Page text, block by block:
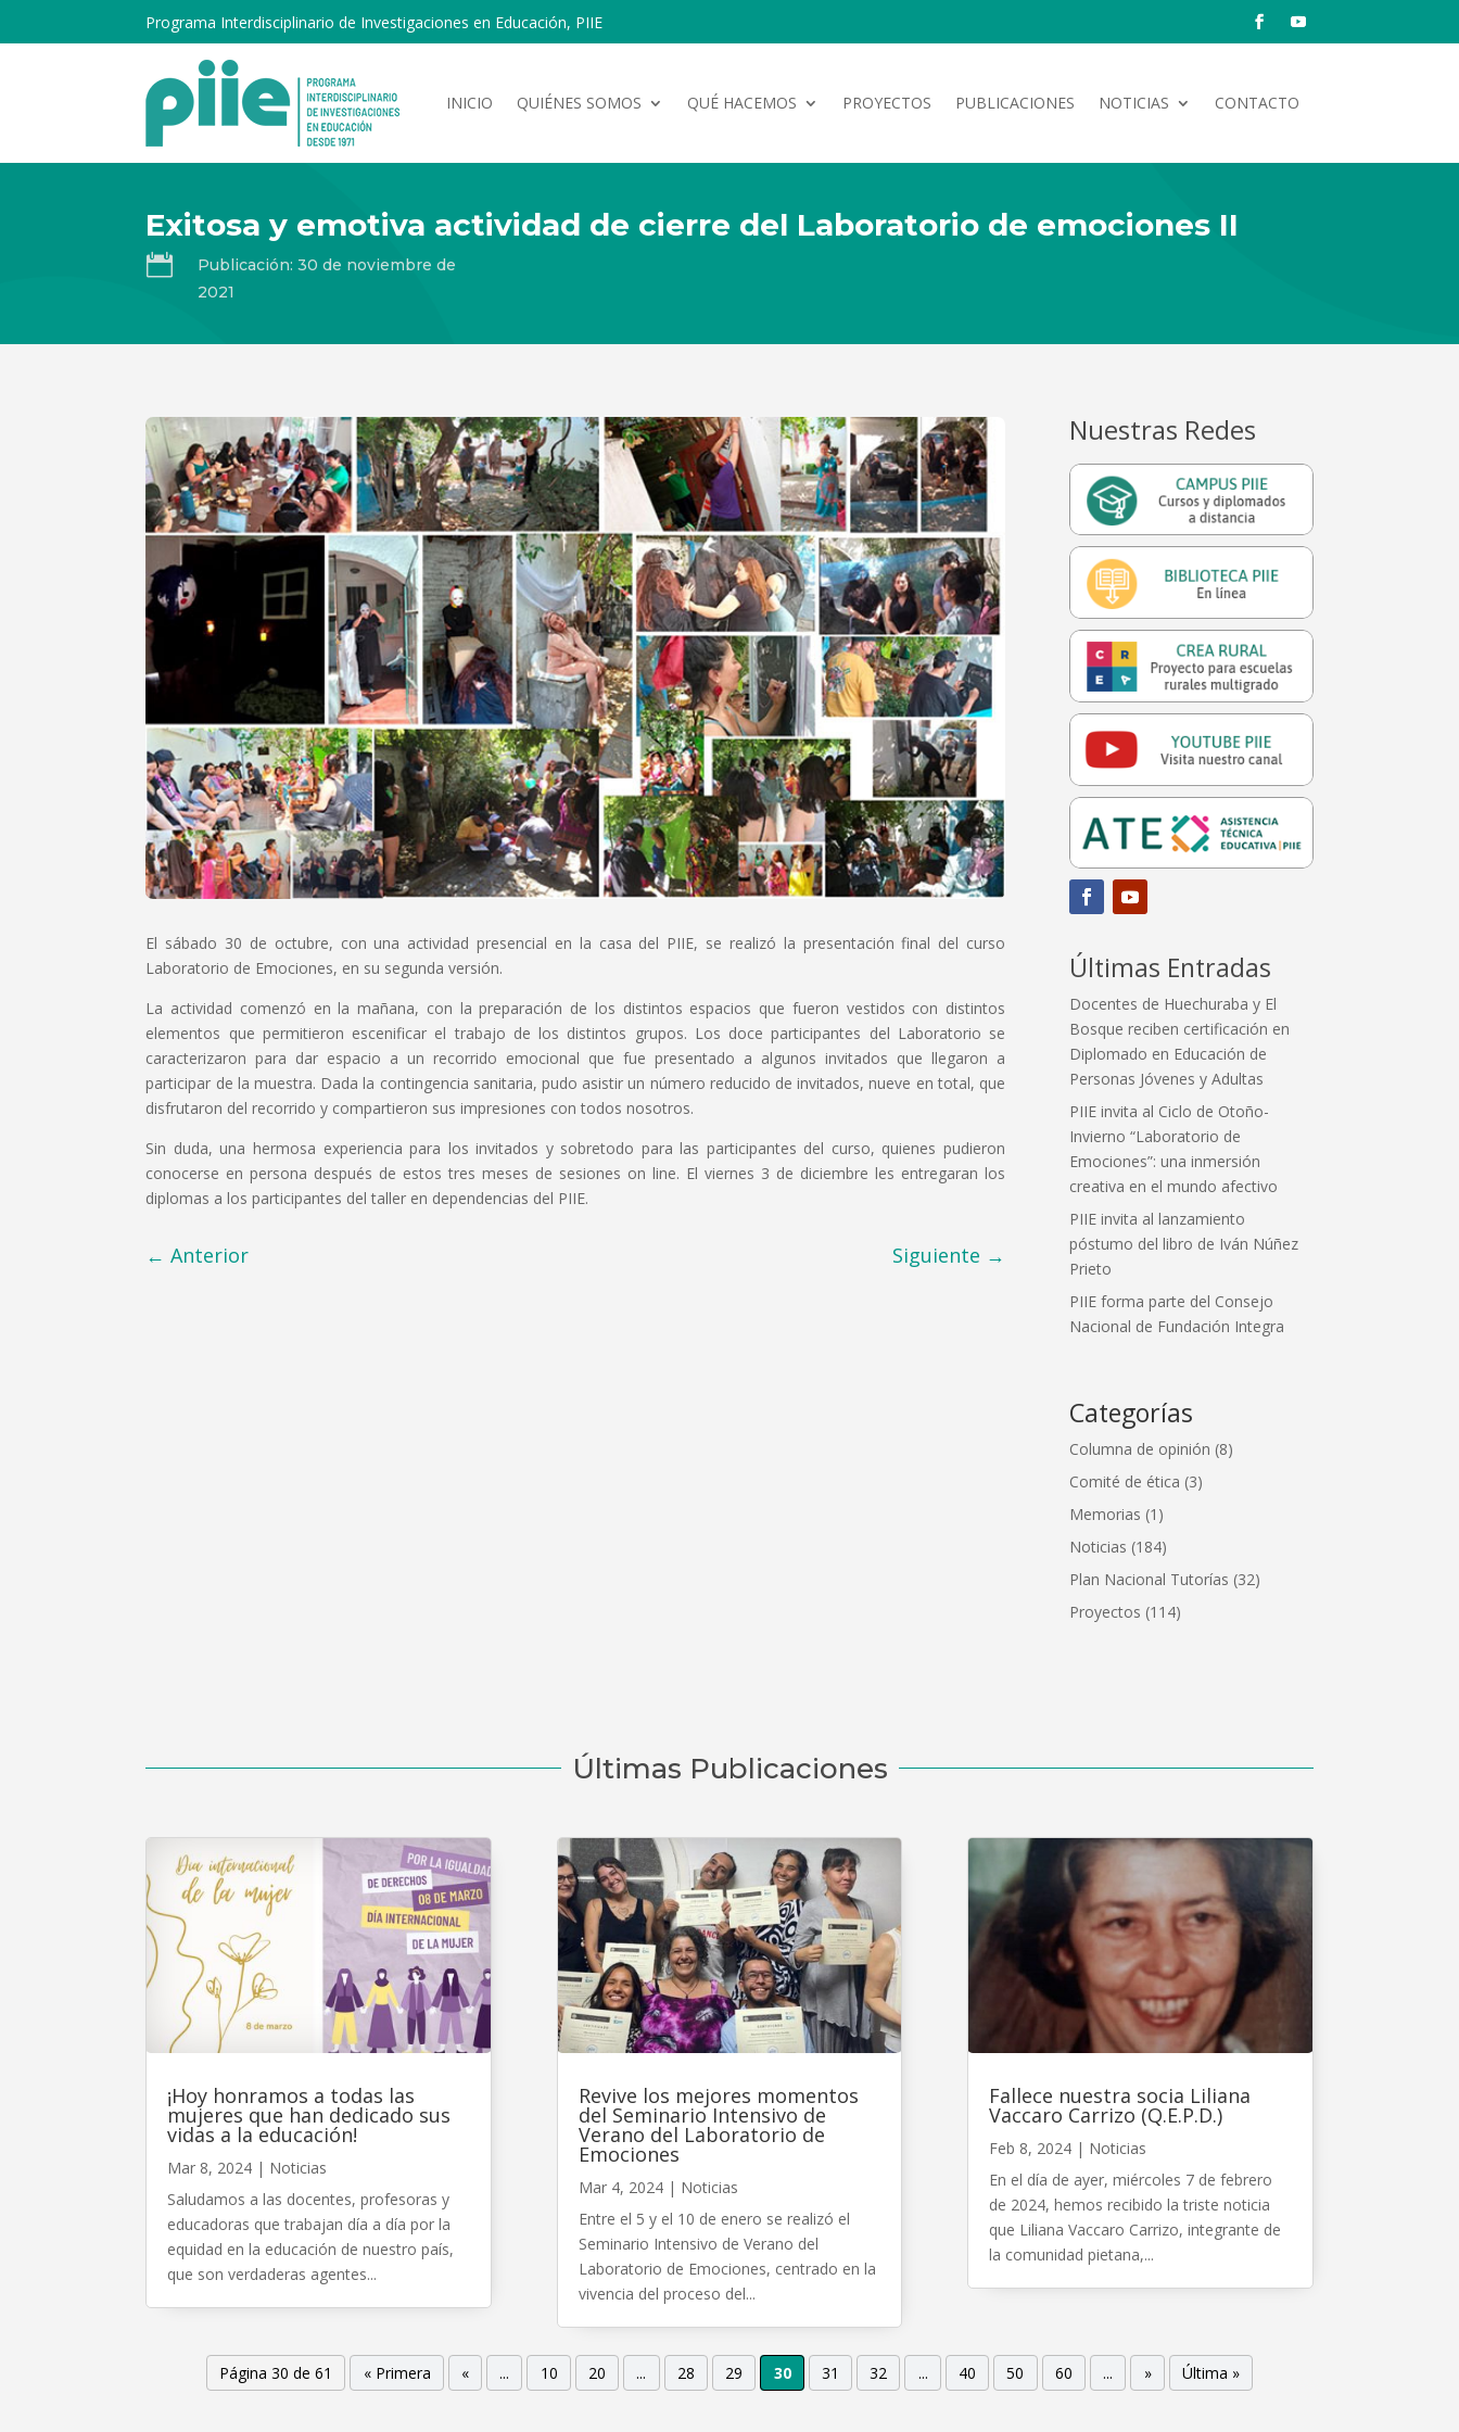
Programa Interdisciplinario de Investigaciones en Educación, PIIE
INICIO QUIÉNES SOMOS QUÉ HACEMOS PROYECTOS PUBLICACIONES NOTICIAS CONTACTO
Exitosa y emotiva actividad de cierre del Laboratorio de emociones II

Publicación: 30 de noviembre de
2021
El sábado 30 de octubre, con una actividad presencial en la casa del PIIE, se realizó la presentación final del curso
Laboratorio de Emociones, en su segunda versión.
La actividad comenzó en la mañana, con la preparación de los distintos espacios que fueron vestidos con distintos
elementos que permitieron escenificar el trabajo de los distintos grupos. Los doce participantes del Laboratorio se
caracterizaron para dar espacio a un recorrido emocional que fue presentado a algunos invitados que llegaron a
participar de la muestra. Dada la contingencia sanitaria, pudo asistir un número reducido de invitados, nueve en total, que
disfrutaron del recorrido y compartieron sus impresiones con todos nosotros.
Sin duda, una hermosa experiencia para los invitados y sobretodo para las participantes del curso, quienes pudieron
conocerse en persona después de estos tres meses de sesiones on line. El viernes 3 de diciembre les entregaran los
diplomas a los participantes del taller en dependencias del PIIE.
←Anterior Siguiente →
Nuestras Redes
Últimas Entradas
Docentes de Huechuraba y El
Bosque reciben certificación en
Diplomado en Educación de
Personas Jóvenes y Adultas
PIIE invita al Ciclo de Otoño-
Invierno “Laboratorio de
Emociones”: una inmersión
creativa en el mundo afectivo
PIIE invita al lanzamiento
póstumo del libro de Iván Núñez
Prieto
PIIE forma parte del Consejo
Nacional de Fundación Integra
Categorías
Columna de opinión (8)
Comité de ética (3)
Memorias (1)
Noticias (184)
Plan Nacional Tutorías (32)
Proyectos (114)
Últimas Publicaciones
¡Hoy honramos a todas las
mujeres que han dedicado sus
vidas a la educación!
Mar 8, 2024 | Noticias
Saludamos a las docentes, profesoras y
educadoras que trabajan día a día por la
equidad en la educación de nuestro país,
que son verdaderas agentes...
Revive los mejores momentos
del Seminario Intensivo de
Verano del Laboratorio de
Emociones
Mar 4, 2024| Noticias
Entre el 5 y el 10 de enero se realizó el
Seminario Intensivo de Verano del
Laboratorio de Emociones, centrado en la
vivencia del proceso del...
Fallece nuestra socia Liliana
Vaccaro Carrizo (Q.E.P.D.)
Feb 8, 2024| Noticias
En el día de ayer, miércoles 7 de febrero
de 2024, hemos recibido la triste noticia
que Liliana Vaccaro Carrizo, integrante de
la comunidad pietana,...
Página 30 de 61 « Primera « ... 10 20 ... 28 29 30 31 32 ... 40 50 60 ... » Última »